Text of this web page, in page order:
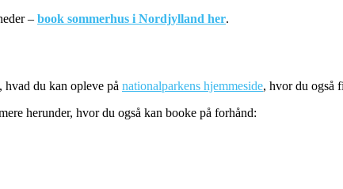
– book sommerhus i Nordjylland her.
du kan opleve på nationalparkens hjemmeside, hvor du også
herunder, hvor du også kan booke på forhånd: